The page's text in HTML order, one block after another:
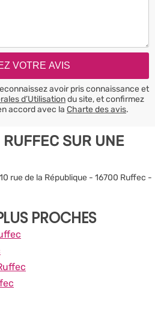
avoir pris connaissance et
d’Utilisationdu site, et confirmez
accord avec la Charte des avis.
SUR UNE
rue de la République - 16700 Ruffec -
PROCHES